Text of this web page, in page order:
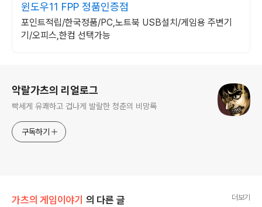
윈도우11 FPP 정품인증점
포인트적립/한국정품/PC,노트북 USB설치/게임용 주변기
기/오피스,한컴 선택가능
악랄가츠의 리얼로그
빡세게 유쾌하고 겁나게 발랄한 청춘의 비망록
구독하기
가츠의 게임이야기 의 다른 글 더보기